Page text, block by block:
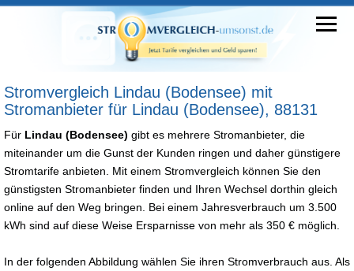
Stromvergleich Lindau (Bodensee) mit
Stromanbieter für Lindau (Bodensee), 88131
Für Lindau (Bodensee) gibt es mehrere Stromanbieter, die
miteinander um die Gunst der Kunden ringen und daher günstigere
Stromtarife anbieten. Mit einem Stromvergleich können Sie den
günstigsten Stromanbieter finden und Ihren Wechsel dorthin gleich
online auf den Weg bringen. Bei einem Jahresverbrauch um 3.500
kWh sind auf diese Weise Ersparnisse von mehr als 350 € möglich.
In der folgenden Abbildung wählen Sie ihren Stromverbrauch aus. Als